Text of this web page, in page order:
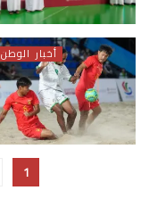
أخبار الوطن
1